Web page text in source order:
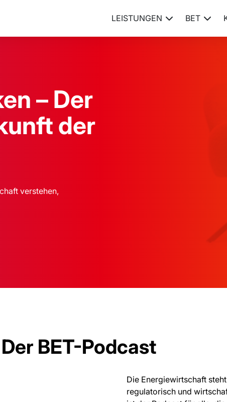
LEISTUNGEN BET
– Der
der
verstehen,
BET-Podcast
Die Energiewirtschaft
regulatorisch und